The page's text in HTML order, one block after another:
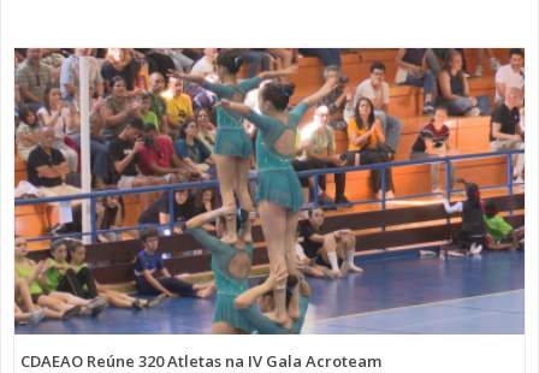
CDAEAO Reúne 320 Atletas na IV Gala Acroteam